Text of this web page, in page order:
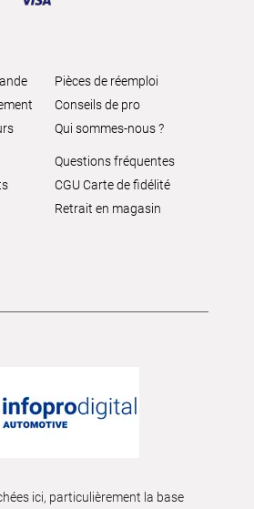
Pièces de réemploi
Conseils de pro
Qui sommes-nous ?
Questions fréquentes
CGU Carte de fidélité
Retrait en magasin
ici, particulièrement la base